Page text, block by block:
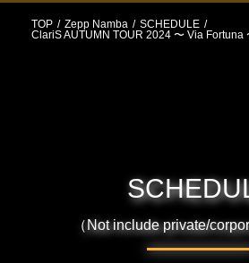
TOP Zepp Namba
SCHEDULE
ClariS AUTUMN TOUR 2024 〜 Via Fortuna
（Not include private/